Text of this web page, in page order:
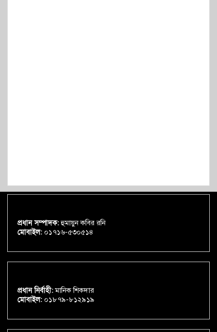
প্রধান সম্পাদক:হুমায়ুন কবির রনি
মোবাইল: ০১৭১৬-৫৩০৫১৪
প্রধান নির্বাহী:মানিক শিকদার
মোবাইল: ০১৮৭৯-৮১২৯১৯